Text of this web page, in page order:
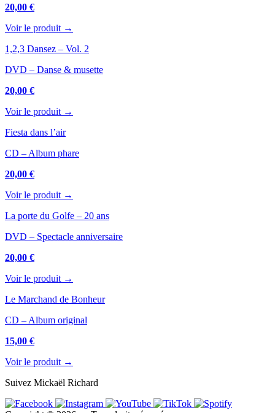
20,00 €
Voir le produit →
1,2,3 Dansez – Vol. 2
DVD – Danse & musette
20,00 €
Voir le produit →
Fiesta dans l’air
CD – Album phare
20,00 €
Voir le produit →
La porte du Golfe – 20 ans
DVD – Spectacle anniversaire
20,00 €
Voir le produit →
Le Marchand de Bonheur
CD – Album original
15,00 €
Voir le produit →
Suivez Mickaël Richard